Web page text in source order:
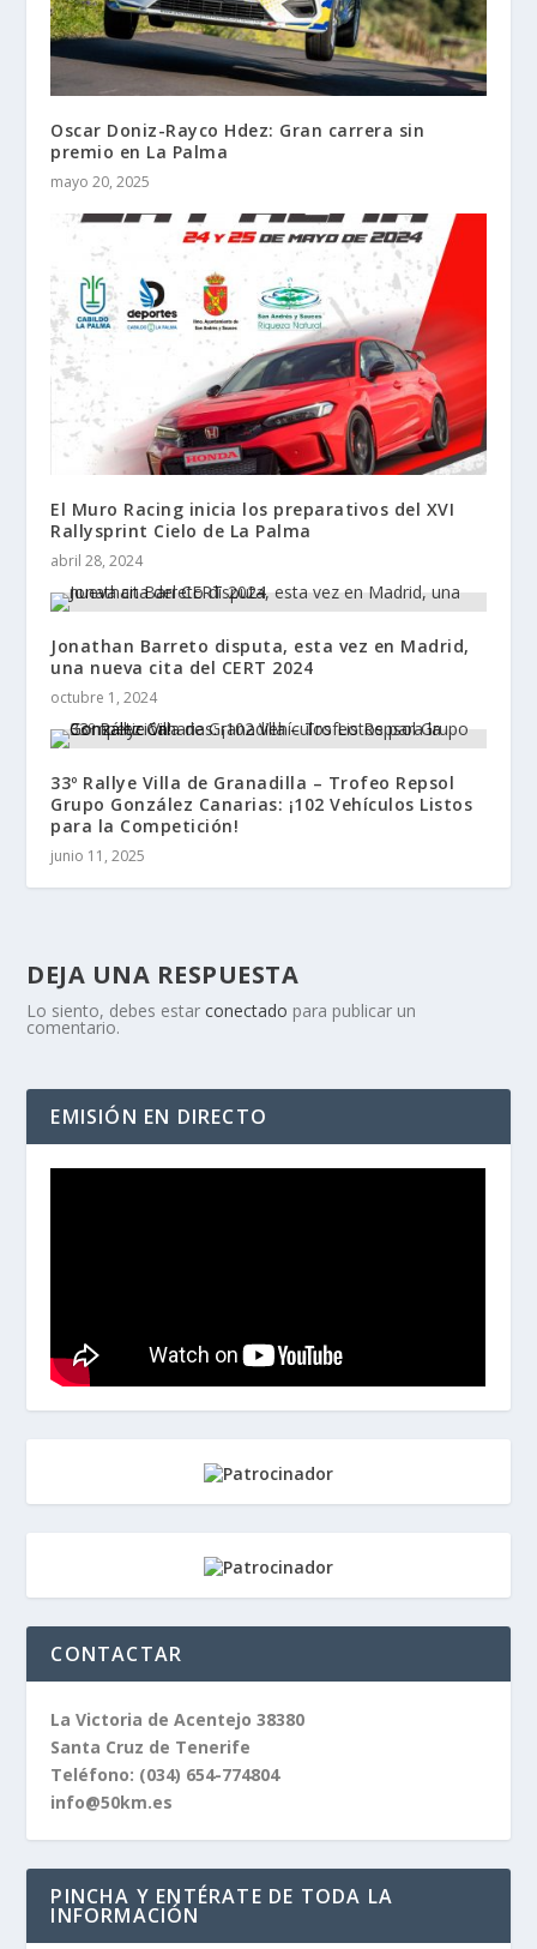
Oscar Doniz-Rayco Hdez: Gran carrera sin
premio en La Palma
mayo 20, 2025
El Muro Racing inicia los preparativos del XVI
Rallysprint Cielo de La Palma
abril 28, 2024
Jonathan Barreto disputa, esta vez en Madrid,
una nueva cita del CERT 2024
octubre 1, 2024
33º Rallye Villa de Granadilla – Trofeo Repsol
Grupo González Canarias: ¡102 Vehículos Listos
para la Competición!
junio 11, 2025
DEJA UNA RESPUESTA
Lo siento, debes estarconectado para publicar un
comentario.
EMISIÓN EN DIRECTO
CONTACTAR
La Victoria de Acentejo 38380
Santa Cruz de Tenerife
Teléfono: (034) 654-774804
info@50km.es
PINCHA Y ENTÉRATE DE TODA LA
INFORMACIÓN